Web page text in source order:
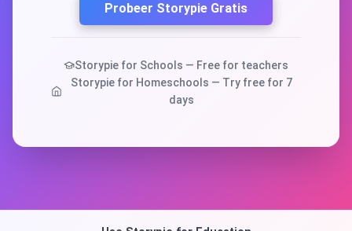
Probeer Storypie Gratis
Storypie for Schools — Free for teachers
Storypie for Homeschools — Try free for 7
days